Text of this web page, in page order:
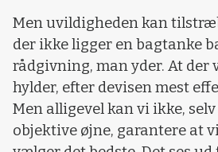
Men uvildigheden kan
der ikke ligger en bagtanke
rådgivning, man yder. At der
hylder, efter devisen mest
Men alligevel kan vi ikke,
objektive øjne, garantere at